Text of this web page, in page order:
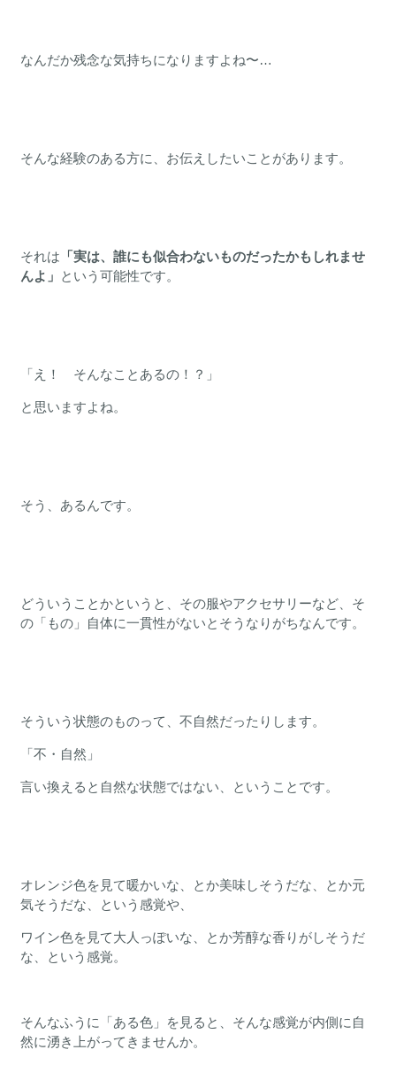
なんだか残念な気持ちになりますよね〜…
そんな経験のある方に、お伝えしたいことがあります。
それは 「実は、誰にも似合わないものだったかもしれませ
んよ」 という可能性です。
「え！ そんなことあるの！？」
と思いますよね。
そう、あるんです。
どういうことかというと、その服やアクセサリーなど、そ
の「もの」自体に一貫性がないとそうなりがちなんです。
そういう状態のものって、不自然だったりします。
「不・自然」
言い換えると自然な状態ではない、ということです。
オレンジ色を見て暖かいな、とか美味しそうだな、とか元
気そうだな、という感覚や、
ワイン色を見て大人っぽいな、とか芳醇な香りがしそうだ
な、という感覚。
そんなふうに「ある色」を見ると、そんな感覚が内側に自
然に湧き上がってきませんか。